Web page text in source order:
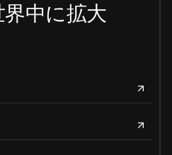
中に拡大